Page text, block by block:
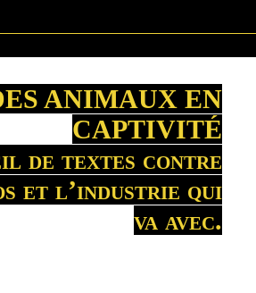
ANIMAUX EN
CAPTIVITÉ
de textes contre
et l’industrie qui
va avec.